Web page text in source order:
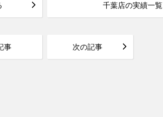
千葉店の実績一覧
事 次の記事